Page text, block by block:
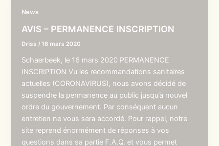
News
AVIS – PERMANENCE INSCRIPTION
Driss /16 mars 2020
Schaerbeek, le 16 mars 2020 PERMANENCE
INSCRIPTION Vu les recommandations sanitaires
actuelles (CORONAVIRUS), nous avons décidé de
suspendre la permanence au public jusqu’à nouvel
ordre du gouvernement. Par conséquent aucun
entretien ne vous sera accordé. Pour rappel, notre
site reprend énormément de réponses à vos
questions dans sa partie F.A.Q. et vous permet